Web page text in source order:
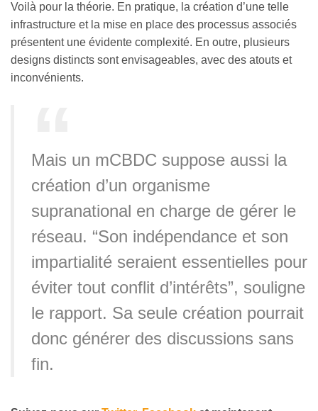
Voilà pour la théorie. En pratique, la création d’une telle
infrastructure et la mise en place des processus associés
présentent une évidente complexité. En outre, plusieurs
designs distincts sont envisageables, avec des atouts et
inconvénients.
Mais un mCBDC suppose aussi la
création d’un organisme
supranational en charge de gérer le
réseau. “Son indépendance et son
impartialité seraient essentielles pour
éviter tout conflit d’intérêts”, souligne
le rapport. Sa seule création pourrait
donc générer des discussions sans
fin.